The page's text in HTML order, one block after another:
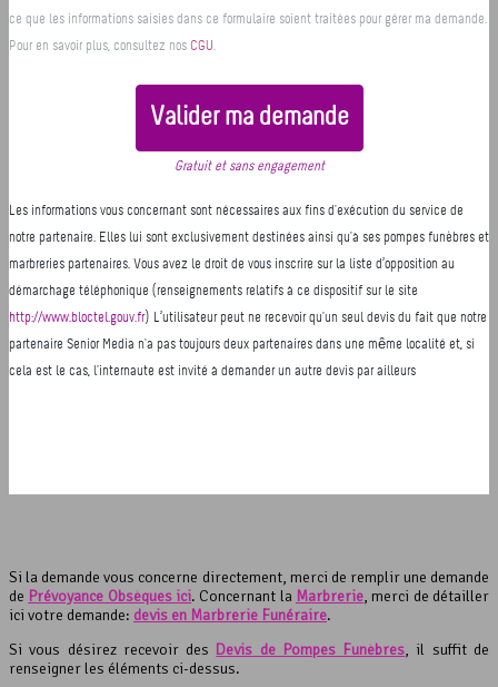
Si la demande vous concerne directement, merci de remplir une demande
de Prévoyance Obsèques ici. Concernant la Marbrerie, merci de détailler
ici votre demande: devis en Marbrerie Funéraire.
Si vous désirez recevoir des Devis de Pompes Funèbres, il suffit de
renseigner les éléments ci-dessus.